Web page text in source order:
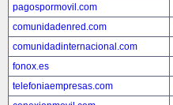
pagospormovil.com
comunidadenred.com
comunidadinternacional.com
fonox.es
telefoniaempresas.com